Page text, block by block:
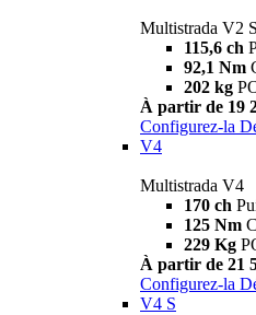
Multistrada V2 S
115,6 ch
92,1 Nm
202 kg
À partir de 19
Configurez-la
V4
Multistrada V4
170 ch
125 Nm
229 Kg
À partir de 21
Configurez-la
V4 S